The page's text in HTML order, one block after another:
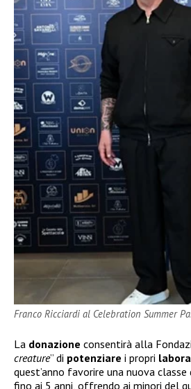
Franco Ricciardi al Celebration Summer
La donazione consentirà alla
creature” di potenziare i propri
quest’anno favorire una nuova
fino ai 5 anni, offrendo ai minori del